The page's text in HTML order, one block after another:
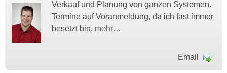
Verkauf und Planung von ganzen Systemen.
Termine auf Voranmeldung, da ich fast immer
besetzt bin. mehr…
Email